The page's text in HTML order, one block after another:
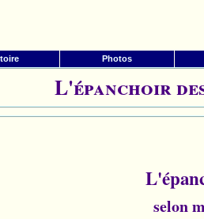
Photos
L'épanchoir
selon